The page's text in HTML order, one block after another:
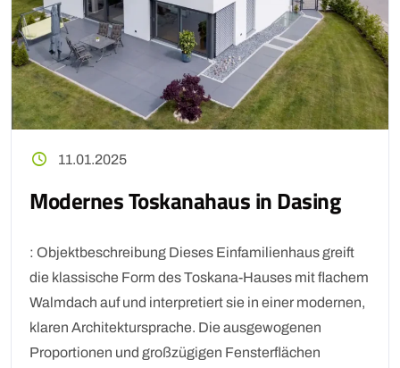
11.01.2025
Modernes Toskanahaus in Dasing
: Objektbeschreibung Dieses Einfamilienhaus greift
die klassische Form des Toskana-Hauses mit flachem
Walmdach auf und interpretiert sie in einer modernen,
klaren Architektursprache. Die ausgewogenen
Proportionen und großzügigen Fensterflächen